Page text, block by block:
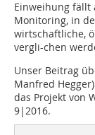
Einweihung fällt
Monitoring, in
wirtschaftliche,
vergli-chen
Unser Beitrag
Manfred
das Projekt von
9|2016.